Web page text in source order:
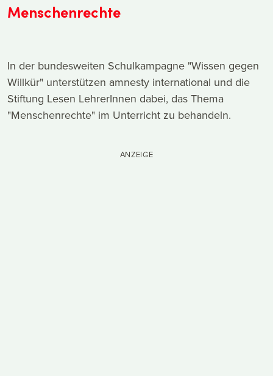
Menschenrechte
In der bundesweiten Schulkampagne "Wissen gegen
Willkür" unterstützen amnesty international und die
Stiftung Lesen LehrerInnen dabei, das Thema
"Menschenrechte" im Unterricht zu behandeln.
ANZEIGE